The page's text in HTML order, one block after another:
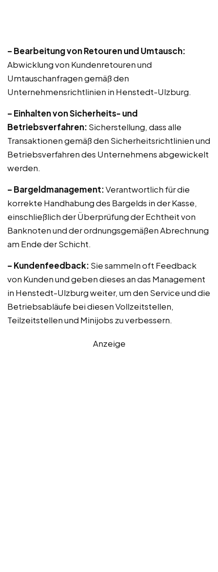
– Bearbeitung von Retouren und Umtausch:
Abwicklung von Kundenretouren und
Umtauschanfragen gemäß den
Unternehmensrichtlinien in Henstedt-Ulzburg.
– Einhalten von Sicherheits- und
Betriebsverfahren: Sicherstellung, dass alle
Transaktionen gemäß den Sicherheitsrichtlinien und
Betriebsverfahren des Unternehmens abgewickelt
werden.
– Bargeldmanagement:Verantwortlich für die
korrekte Handhabung des Bargelds in der Kasse,
einschließlich der Überprüfung der Echtheit von
Banknoten und der ordnungsgemäßen Abrechnung
am Ende der Schicht.
– Kundenfeedback: Sie sammeln oft Feedback
von Kunden und geben dieses an das Management
in Henstedt-Ulzburg weiter, um den Service und die
Betriebsabläufe bei diesen Vollzeitstellen,
Teilzeitstellen und Minijobs zu verbessern.
Anzeige